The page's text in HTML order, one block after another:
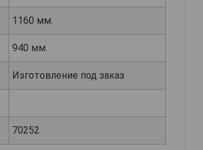
1160 мм.
940 мм.
Изготовление под заказ
70252